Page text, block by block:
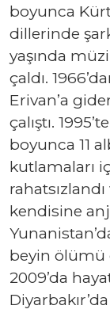
boyunca
dillerinde
yaşında
çaldı.
Erivan’a
çalıştı.
boyunca 11
kutlamaları
kendisine
beyin ölümü
2009’da